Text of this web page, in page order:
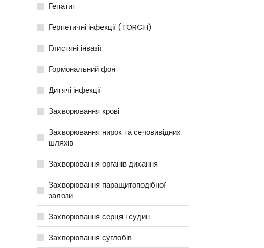
Гепатит
Герпетичні інфекції (TORCH)
Глистяні інвазії
Гормональний фон
Дитячі інфекції
Захворювання крові
Захворювання нирок та сечовивідних
шляхів
Захворювання органів дихання
Захворювання паращитоподібної
залози
Захворювання серця і судин
Захворювання суглобів